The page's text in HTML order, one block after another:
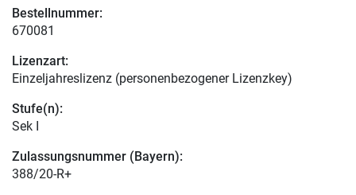
Bestellnummer:
670081
Lizenzart:
Einzeljahreslizenz (personenbezogener Lizenzkey)
Stufe(n):
Sek I
Zulassungsnummer (Bayern):
388/20-R+